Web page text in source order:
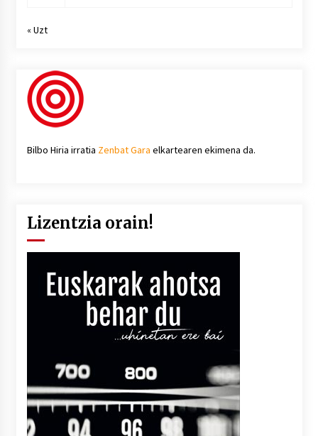
« Uzt
Bilbo Hiria irratia Zenbat Gara elkartearen ekimena da.
Lizentzia orain!